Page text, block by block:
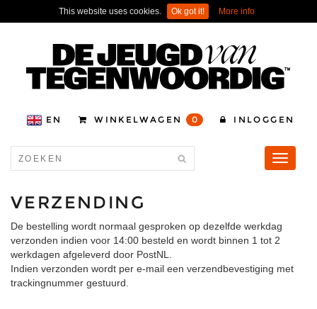
This website uses cookies. Ok got it! More info
EN WINKELWAGEN 0 INLOGGEN
Toggle
VERZENDING
De bestelling wordt normaal gesproken op dezelfde werkdag
verzonden indien voor 14:00 besteld en wordt binnen 1 tot 2
werkdagen afgeleverd door PostNL.
Indien verzonden wordt per e-mail een verzendbevestiging met
trackingnummer gestuurd.